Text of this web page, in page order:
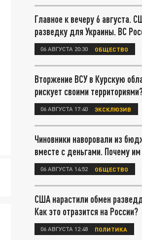
Главное к вечеру 6 августа.
разведку для Украины. ВС
06 АВГУСТА 20:30 ОБЩЕСТВО
Вторжение ВСУ в Курскую
рискует своими
06 АВГУСТА 17:40 ЭКСКЛЮЗИВ
Чиновники наворовали из
вместе с деньгами. Почему
06 АВГУСТА 14:52 ОБЩЕСТВО
США нарастили обмен
Как это отразится на России?
06 АВГУСТА 12:48 ПОЛИТИКА